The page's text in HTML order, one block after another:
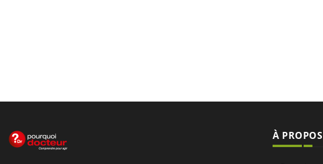
À PROPOS